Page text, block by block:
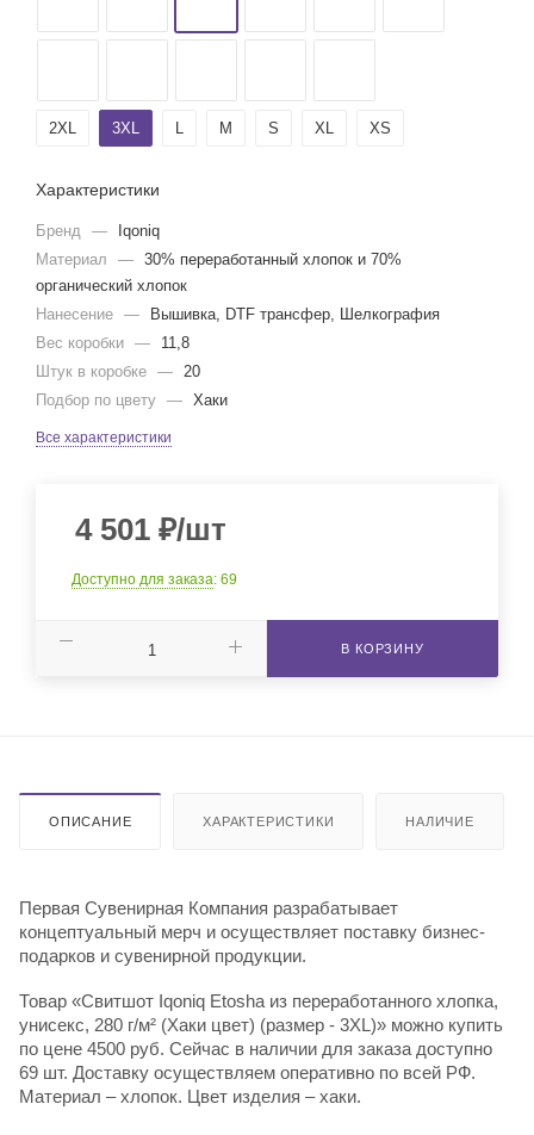
2XL 3XL L M S XL XS
Характеристики
Бренд —
Iqoniq
Материал
— 30% переработанный хлопок и 70%
органический хлопок
Нанесение —
Вышивка, DTF трансфер, Шелкография
Вес коробки —
11,8
Штук в коробке — 20
Подбор по цвету — Хаки
Все характеристики
4 501 ₽/шт
Доступно для заказа: 69
В КОРЗИНУ
ОПИСАНИЕ ХАРАКТЕРИСТИКИ НАЛИЧИЕ
Первая Сувенирная Компания разрабатывает
концептуальный мерч и осуществляет поставку бизнес-
подарков и сувенирной продукции.
Товар «Свитшот Iqoniq Etosha из переработанного хлопка,
унисекс, 280 г/м² (Хаки цвет) (размер - 3XL)» можно купить
по цене 4500 руб. Сейчас в наличии для заказа доступно
69 шт. Доставку осуществляем оперативно по всей РФ.
Материал – хлопок. Цвет изделия – хаки.